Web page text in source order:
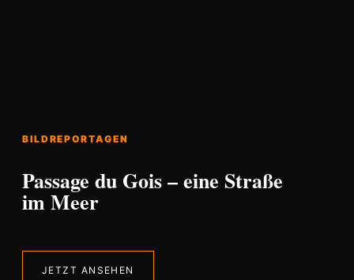
BILDREPORTAGEN
Passage du Gois – eine Straße
im Meer
JETZT ANSEHEN